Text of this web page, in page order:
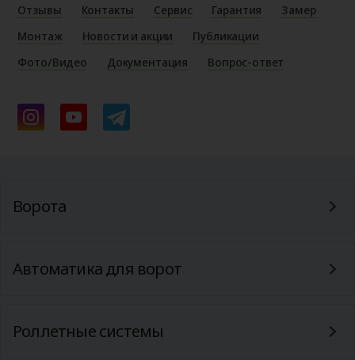
Отзывы
Контакты Сервис Гарантия
Замер
Монтаж
Новости и акции
Публикации
Фото/Видео
Документация Вопрос-ответ
Ворота
Автоматика для ворот
Роллетные системы